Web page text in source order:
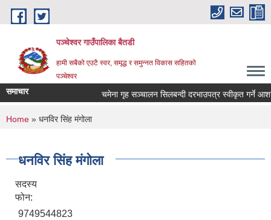
Skip to main content
पञ्चेश्वर गाउँपालिका बैतडी
हामी सबैको एउटै स्वर, समृद्ध र समुन्नत विकास सहितको
पञ्चेश्वर
समाचार चमेना गृह सञ्‍चालन सिलबन्दी दरभाउपत्र स्वीकृत गर्ने
You are here
Home » धनविर सिंह मंगोला
धनविर सिंह मंगोला
सदस्य
फोन:
9749544823